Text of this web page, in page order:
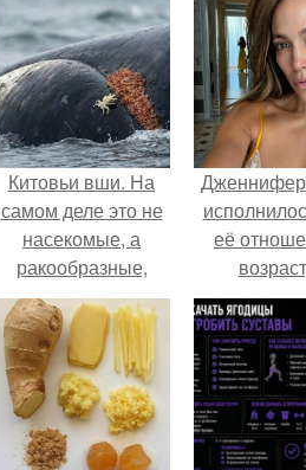
Китовьи вши. На
самом деле это не
насекомые, а
ракообразные,
относящиеся к
бокоплавам.
её
говорите,
отлично
для